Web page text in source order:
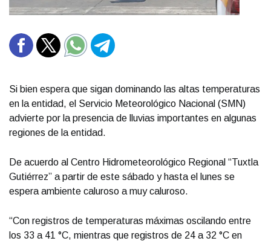
Si bien espera que sigan dominando las altas temperaturas
en la entidad, el Servicio Meteorológico Nacional (SMN)
advierte por la presencia de lluvias importantes en algunas
regiones de la entidad.
De acuerdo al Centro Hidrometeorológico Regional “Tuxtla
Gutiérrez” a partir de este sábado y hasta el lunes se
espera ambiente caluroso a muy caluroso.
“Con registros de temperaturas máximas oscilando entre
los 33 a 41 °C, mientras que registros de 24 a 32 °C en